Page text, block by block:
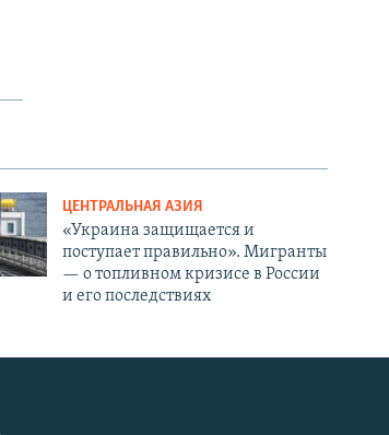
ЦЕНТРАЛЬНАЯ АЗИЯ
«Украина защищается и
поступает правильно». Мигранты
— о топливном кризисе в России
и его последствиях